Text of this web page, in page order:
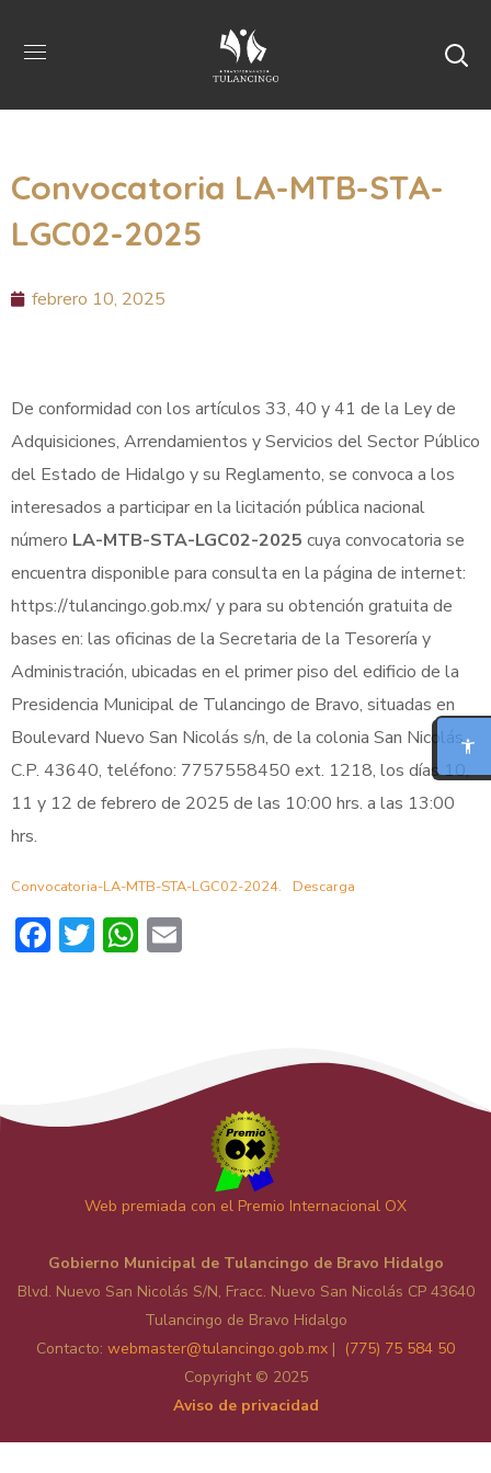
Convocatoria LA-MTB-STA-
LGC02-2025
febrero 10, 2025
De conformidad con los artículos 33, 40 y 41 de la Ley de
Adquisiciones, Arrendamientos y Servicios del Sector Público
del Estado de Hidalgo y su Reglamento, se convoca a los
interesados a participar en la licitación pública nacional
número LA-MTB-STA-LGC02-2025 cuya convocatoria se
encuentra disponible para consulta en la página de internet:
https://tulancingo.gob.mx/ y para su obtención gratuita de
bases en: las oficinas de la Secretaria de la Tesorería y
Administración, ubicadas en el primer piso del edificio de la
Presidencia Municipal de Tulancingo de Bravo, situadas en
Boulevard Nuevo San Nicolás s/n, de la colonia San Nicolás,
C.P. 43640, teléfono: 7757558450 ext. 1218, los días 10,
11 y 12 de febrero de 2025 de las 10:00 hrs. a las 13:00
hrs.
Convocatoria-LA-MTB-STA-LGC02-2024. Descarga
Facebook
TwitterWhatsApp
Web premiada con el Premio Internacional OX
Gobierno Municipal de Tulancingo de Bravo Hidalgo
Blvd. Nuevo San Nicolás S/N, Fracc. Nuevo San Nicolás CP 43640
Tulancingo de Bravo Hidalgo
Contacto: webmaster@tulancingo.gob.mx | (775) 75 584 50
Copyright © 2025
Aviso de privacidad
MODO FOCO
LECTURA PARA DISLEXIA